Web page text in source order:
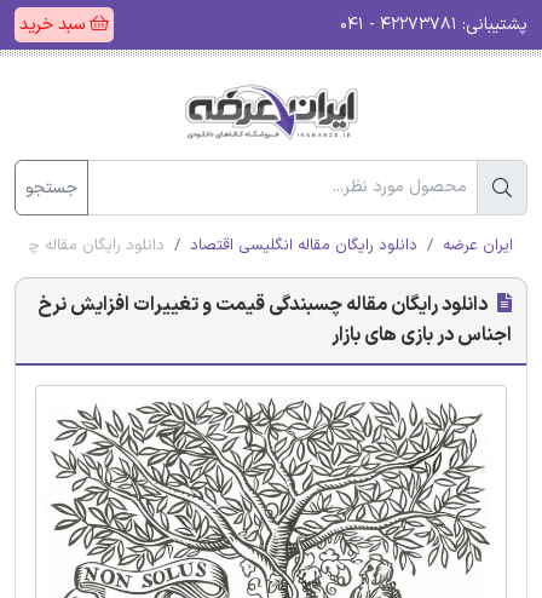
پشتیبانی: سبد خرید
جستجو
ایران عرضه دانلود رایگان مقاله انگلیسی اقتصاد دانلود رایگان مقاله
دانلود رایگان مقاله چسبندگی قیمت و تغییرات افزایش نرخ
اجناس در بازی های بازار